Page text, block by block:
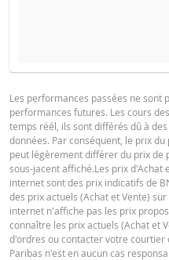
Le simulateur a été
ce produit a été atteinte.
PROSPECTUS DE BASE
Français (France)
FINAL TERMS
Français (France)
Les performances passées ne sont
performances futures. Les cours
temps réél, ils sont différés dû à
données. Par conséquent, le prix
peut légèrement différer du prix de
sous-jacent affiché.Les prix d'Achat
internet sont des prix indicatifs de
des prix actuels (Achat et Vente)
internet n'affiche pas les prix
connaître les prix actuels (Achat et
d'ordres ou contacter votre
Paribas n'est en aucun cas